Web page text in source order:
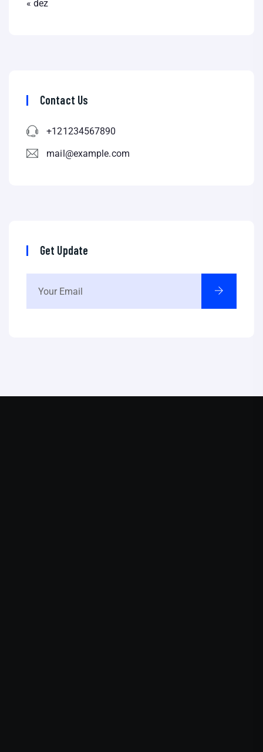
« dez
Contact Us
+121234567890
mail@example.com
Get Update